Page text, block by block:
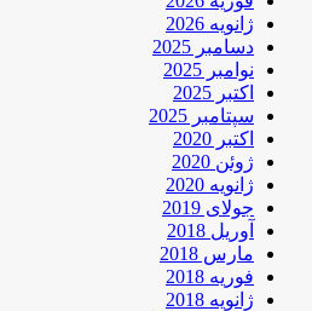
ژانویه 2026
دسامبر 2025
نوامبر 2025
اکتبر 2025
سپتامبر 2025
اکتبر 2020
ژوئن 2020
ژانویه 2020
جولای 2019
آوریل 2018
مارس 2018
فوریه 2018
ژانویه 2018